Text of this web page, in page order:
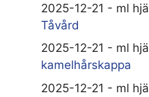
2025-12-21 - ml
Tåvård
2025-12-21 - ml
kamelhårskappa
2025-12-21 - ml